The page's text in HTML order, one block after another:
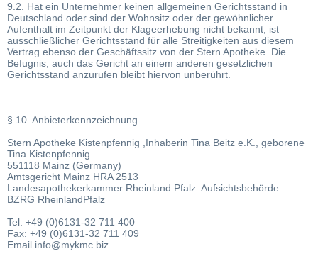
9.2. Hat ein Unternehmer keinen allgemeinen Gerichtsstand in
Deutschland oder sind der Wohnsitz oder der gewöhnlicher
Aufenthalt im Zeitpunkt der Klageerhebung nicht bekannt, ist
ausschließlicher Gerichtsstand für alle Streitigkeiten aus diesem
Vertrag ebenso der Geschäftssitz von der Stern Apotheke. Die
Befugnis, auch das Gericht an einem anderen gesetzlichen
Gerichtsstand anzurufen bleibt hiervon unberührt.
§ 10. Anbieterkennzeichnung
Stern Apotheke Kistenpfennig ,Inhaberin Tina Beitz e.K., geborene
Tina Kistenpfennig
551118 Mainz (Germany)
Amtsgericht Mainz HRA 2513
Landesapothekerkammer Rheinland Pfalz. Aufsichtsbehörde:
BZRG RheinlandPfalz
Tel: +49 (0)6131-32 711 400
Fax: +49 (0)6131-32 711 409
Email info@mykmc.biz